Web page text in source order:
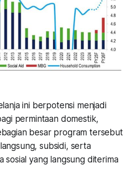
ini berpotensi menjadi
permintaan domestik,
besar program tersebut
subsidi, serta
sosial yang langsung diterima